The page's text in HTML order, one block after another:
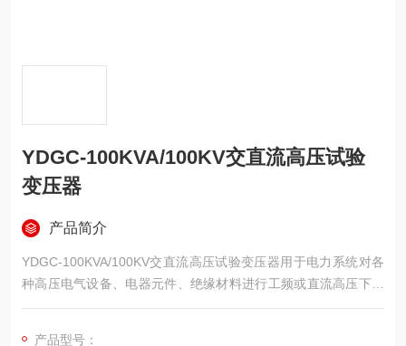
YDGC-100KVA/100KV交直流高压试验
变压器
产品简介
YDGC-100KVA/100KV交直流高压试验变压器用于电力系统对各
种高压电气设备、电器元件、绝缘材料进行工频或直流高压下的
绝缘耐压试验。该系列试验变压器具有体积小、重量轻、结构紧
产品型号：